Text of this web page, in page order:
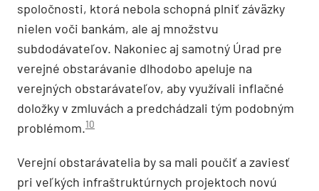
spoločnosti, ktorá nebola schopná plniť záväzky
nielen voči bankám, ale aj množstvu
subdodávateľov. Nakoniec aj samotný Úrad pre
verejné obstarávanie dlhodobo apeluje na
verejných obstarávateľov, aby využívali inflačné
doložky v zmluvách a predchádzali tým podobným
problémom.10
Verejní obstarávatelia by sa mali poučiť a zaviesť
pri veľkých infraštruktúrnych projektoch novú